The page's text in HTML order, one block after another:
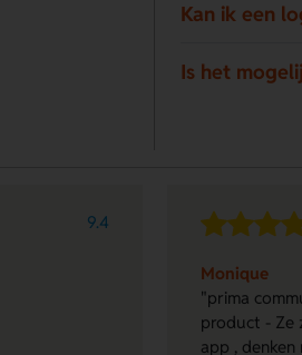
Kan ik een
Is het
9.4
Monique
"prima
product - Ze
app , denken